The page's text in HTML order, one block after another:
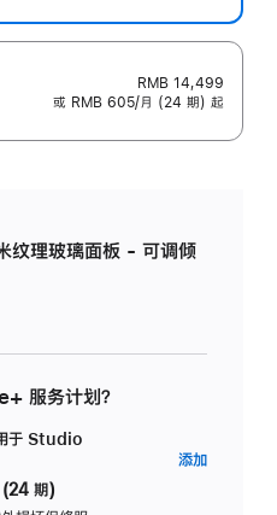
RMB 14,499
或 RMB 605/月 (24 期) 起
理玻璃面板 - 可调倾
服务计划？
于 Studio
(24 期)
添加